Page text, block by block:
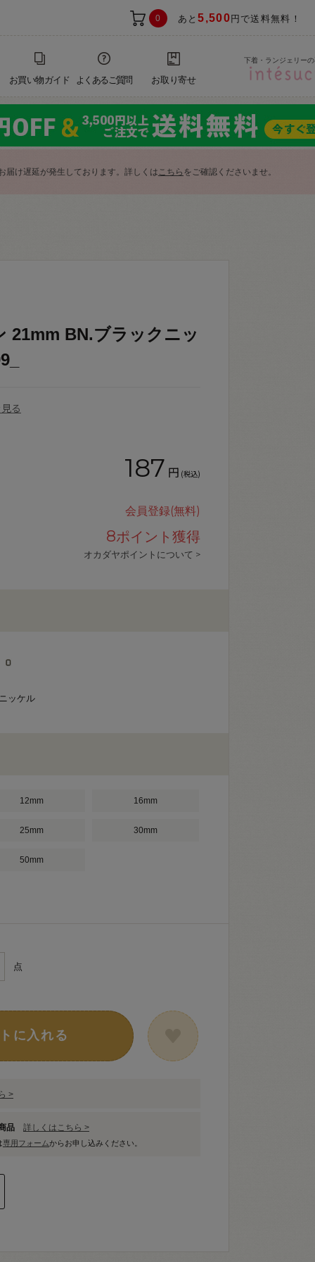
0 あと5,500 円で送料無料！
お買い物ガイド よくあるご質問 お取り寄せ
下着・ランジェリー
届け遅延が発生しております。詳しくはこちら をご確認くださいませ。
21mm BN.ブラックニッ
る
187 円 (税込)
会員登録(無料)
8ポイント獲得
オカダヤポイントについて >
ッケル
12mm 16mm
25mm 30mm
50mm
点
に入れる
>
品 詳しくはこちら >
専用フォームからお申し込みください。